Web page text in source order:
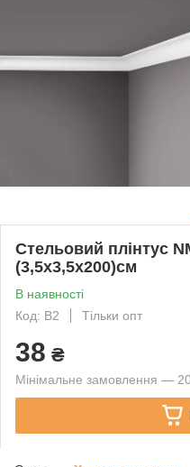
Стельовий плінтус
(3,5х3,5х200)см
В наявності
Код: B2
Тільки опт
38 ₴
Мінімальне замовлення —